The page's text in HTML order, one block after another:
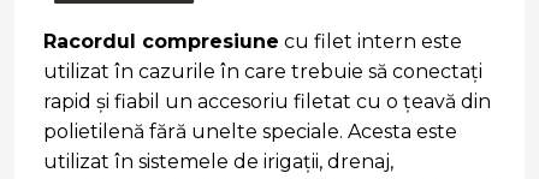
Racordul compresiune cu filet intern este
utilizat în cazurile în care trebuie să conectați
rapid și fiabil un accesoriu filetat cu o țeavă din
polietilenă fără unelte speciale. Acesta este
utilizat în sistemele de irigații, drenaj,